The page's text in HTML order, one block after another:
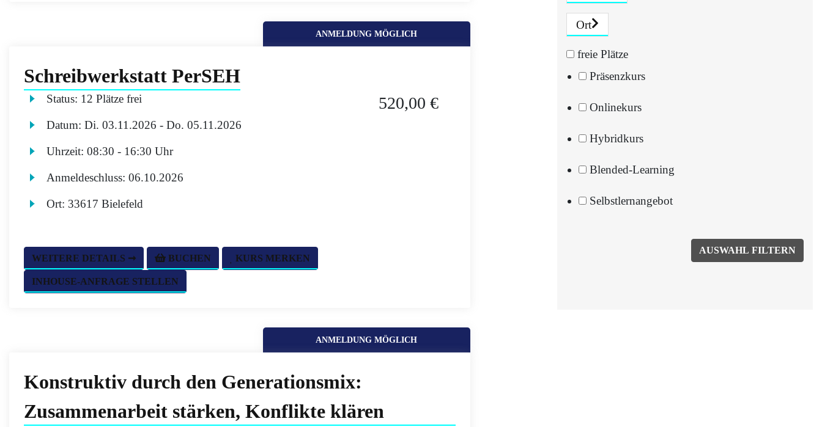
ANMELDUNG MÖGLICH
Schreibwerkstatt PerSEH
Status: 12 Plätze frei
Datum:Di. 03.11.2026 -Do. 05.11.2026
Uhrzeit:08:30 - 16:30 Uhr
Anmeldeschluss:06.10.2026
Ort: 33617 Bielefeld
520,00 €
WEITERE DETAILS ➞ BUCHEN KURS MERKEN
INHOUSE-ANFRAGE STELLEN
ANMELDUNG MÖGLICH
Konstruktiv durch den Generationsmix:
Zusammenarbeit stärken, Konflikte klären
Ort
freie Plätze
Präsenzkurs
Onlinekurs
Hybridkurs
Blended-Learning
Selbstlernangebot